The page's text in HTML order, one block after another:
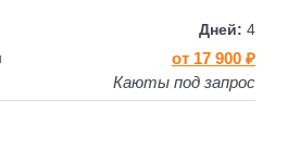
4
от 17 900 ₽
Каюты под запрос